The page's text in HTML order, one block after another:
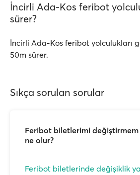
İncirli Ada-Kos feribot
sürer?
İncirli Ada-Kos feribot yolculukları
50m sürer.
Sıkça sorulan sorular
Feribot biletlerimi
ne olur?
Feribot biletlerinde değişiklik